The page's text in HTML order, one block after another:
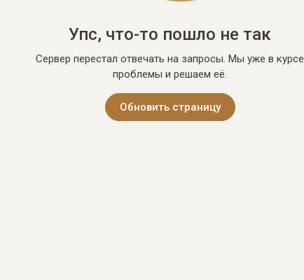
Упс, что-то пошло не так
Сервер перестал отвечать на запросы. Мы уже в курсе
проблемы и решаем её.
Обновить страницу